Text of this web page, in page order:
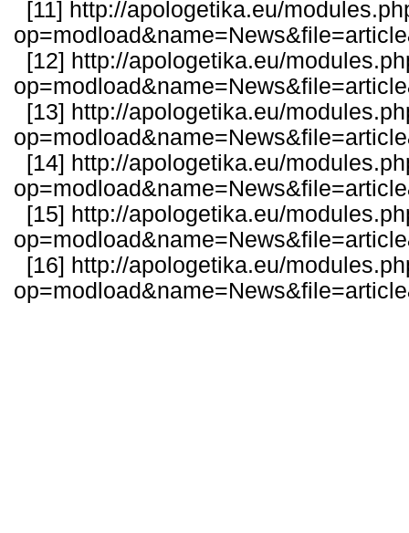
[11] http://apologetika.eu/
[12] http://apologetika.eu/
[13] http://apologetika.eu/
[14] http://apologetika.eu/
[15] http://apologetika.eu/
[16] http://apologetika.eu/